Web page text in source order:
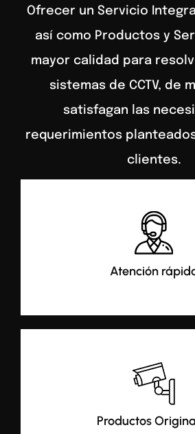
Ofrecer un Servicio
así como Productos y
mayor calidad para
sistemas de CCTV, de
satisfagan las
requerimientos
clientes.
Atención
Productos